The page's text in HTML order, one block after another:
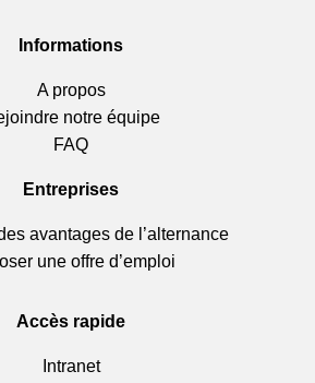
Informations
A propos
notre équipe
FAQ
Entreprises
avantages de l’alternance
une offre d’emploi
Accès rapide
Intranet